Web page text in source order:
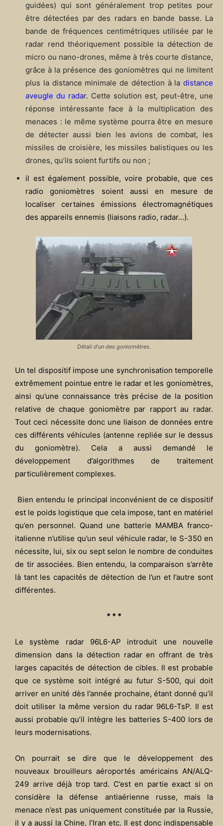
guidées) qui sont généralement trop petites pour
être détectées par des radars en bande basse. La
bande de fréquences centimétriques utilisée par le
radar rend théoriquement possible la détection de
micro ou nano-drones, même à très courte distance,
grâce à la présence des goniomètres qui ne limitent
plus la distance minimale de détection à la distance
aveugle du radar. Cette solution est, peut-être, une
réponse intéressante face à la multiplication des
menaces : le même système pourra être en mesure
de détecter aussi bien les avions de combat, les
missiles de croisière, les missiles balistiques ou les
drones, qu’ils soient furtifs ou non ;
il est également possible, voire probable, que ces
radio goniomètres soient aussi en mesure de
localiser certaines émissions électromagnétiques
des appareils ennemis (liaisons radio, radar…).
Détail d’un des goniomètres.
Un tel dispositif impose une synchronisation temporelle
extrêmement pointue entre le radar et les goniomètres,
ainsi qu’une connaissance très précise de la position
relative de chaque goniomètre par rapport au radar.
Tout ceci nécessite donc une liaison de données entre
ces différents véhicules (antenne repliée sur le dessus
du goniomètre). Cela a aussi demandé le
développement d’algorithmes de traitement
particulièrement complexes.
Bien entendu le principal inconvénient de ce dispositif
est le poids logistique que cela impose, tant en matériel
qu’en personnel. Quand une batterie MAMBA franco-
italienne n’utilise qu’un seul véhicule radar, le S-350 en
nécessite, lui, six ou sept selon le nombre de conduites
de tir associées. Bien entendu, la comparaison s’arrête
là tant les capacités de détection de l’un et l’autre sont
différentes.
* * *
Le système radar 96L6-AP introduit une nouvelle
dimension dans la détection radar en offrant de très
larges capacités de détection de cibles. Il est probable
que ce système soit intégré au futur S-500, qui doit
arriver en unité dès l’année prochaine, étant donné qu’il
doit utiliser la même version du radar 96L6-TsP. Il est
aussi probable qu’il intègre les batteries S-400 lors de
leurs modernisations.
On pourrait se dire que le développement des
nouveaux brouilleurs aéroportés américains AN/ALQ-
249 arrive déjà trop tard. C’est en partie exact si on
considère la défense antiaérienne russe, mais la
menace n’est pas uniquement constituée par la Russie,
il y a aussi la Chine, l’Iran etc. Il est donc indispensable